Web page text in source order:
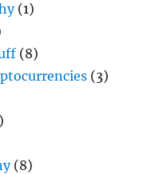
(1)
(8)
(3)
(8)